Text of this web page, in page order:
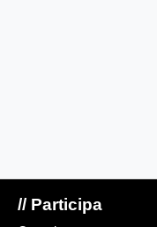
// Participa